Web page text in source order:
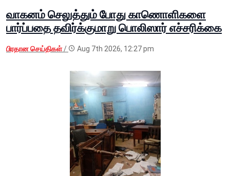
வாகனம் செலுத்தும் போது காணொளிகளை
பார்ப்பதை தவிர்க்குமாறு பொலிஸார் எச்சரிக்கை
பிரதான செய்திகள்/ Aug 7th 2026, 12:27 pm